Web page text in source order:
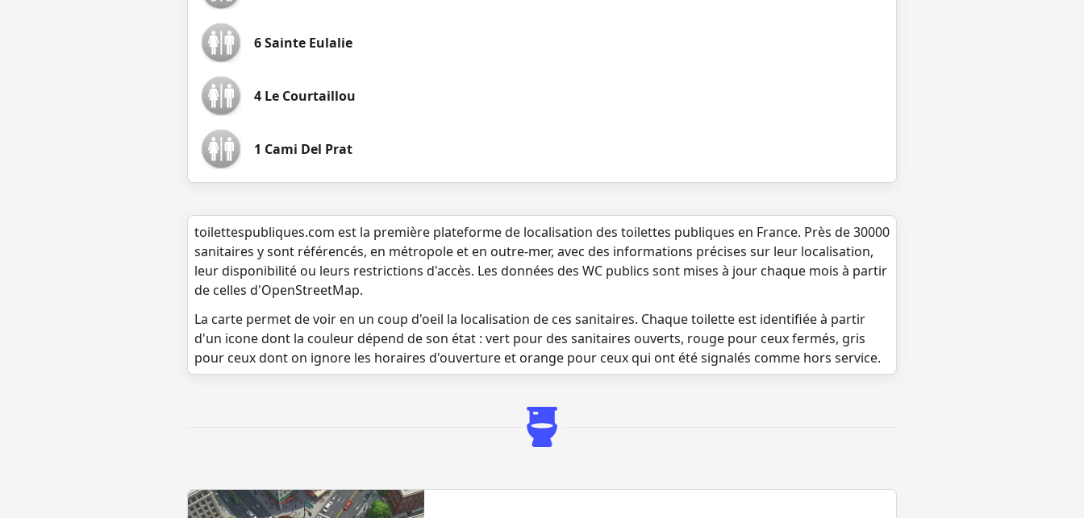
6 Sainte Eulalie
4 Le Courtaillou
1 Cami Del Prat
toilettespubliques.com est la première plateforme de localisation des toilettes publiques en France. Près de 30000
sanitaires y sont référencés, en métropole et en outre-mer, avec des informations précises sur leur localisation,
leur disponibilité ou leurs restrictions d'accès. Les données des WC publics sont mises à jour chaque mois à partir
de celles d'OpenStreetMap.
La carte permet de voir en un coup d'oeil la localisation de ces sanitaires. Chaque toilette est identifiée à partir
d'un icone dont la couleur dépend de son état : vert pour des sanitaires ouverts, rouge pour ceux fermés, gris
pour ceux dont on ignore les horaires d'ouverture et orange pour ceux qui ont été signalés comme hors service.